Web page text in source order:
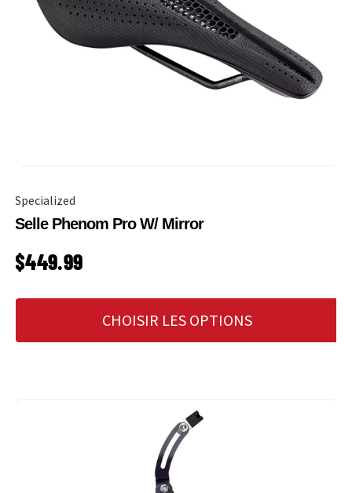
Specialized
Selle Phenom Pro W/ Mirror
PRIX HABITUEL
$449.99
CHOISIR LES OPTIONS